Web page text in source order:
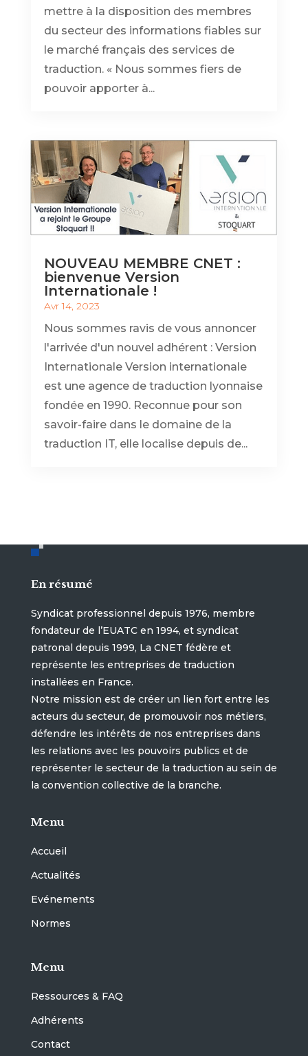
mettre à la disposition des membres
du secteur des informations fiables sur
le marché français des services de
traduction. « Nous sommes fiers de
pouvoir apporter à...
NOUVEAU MEMBRE CNET :
bienvenue Version
Internationale !
Avr 14, 2023
Nous sommes ravis de vous annoncer
l'arrivée d'un nouvel adhérent : Version
Internationale Version internationale
est une agence de traduction lyonnaise
fondée en 1990. Reconnue pour son
savoir-faire dans le domaine de la
traduction IT, elle localise depuis de...
En résumé
Syndicat professionnel depuis 1976, membre
fondateur de l’EUATC en 1994, et syndicat
patronal depuis 1999, La CNET fédère et
représente les entreprises de traduction
installées en France.
Notre mission est de créer un lien fort entre les
acteurs du secteur, de promouvoir nos métiers,
défendre les intérêts de nos entreprises dans
les relations avec les pouvoirs publics et de
représenter le secteur de la traduction au sein de
la convention collective de la branche.
Menu
Accueil
Actualités
Evénements
Normes
Menu
Ressources & FAQ
Adhérents
Contact